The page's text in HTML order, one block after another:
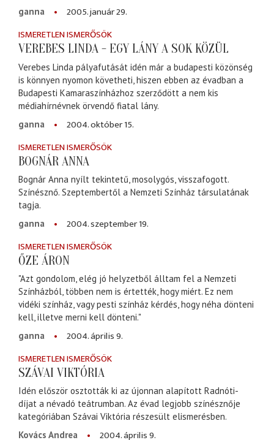
ganna
2005. január 29.
ISMERETLEN ISMERŐSÖK
VEREBES LINDA - EGY LÁNY A SOK KÖZÜL
Verebes Linda pályafutását idén már a budapesti közönség
is könnyen nyomon követheti, hiszen ebben az évadban a
Budapesti Kamaraszínházhoz szerződött a nem kis
médiahírnévnek örvendő fiatal lány.
ganna
2004. október 15.
ISMERETLEN ISMERŐSÖK
BOGNÁR ANNA
Bognár Anna nyílt tekintetű, mosolygós, visszafogott.
Színésznő. Szeptembertől a Nemzeti Színház társulatának
tagja.
ganna
2004. szeptember 19.
ISMERETLEN ISMERŐSÖK
ŐZE ÁRON
"Azt gondolom, elég jó helyzetből álltam fel a Nemzeti
Színházból, többen nem is értették, hogy miért. Ez nem
vidéki színház, vagy pesti színház kérdés, hogy néha dönteni
kell, illetve merni kell dönteni."
ganna
2004. április 9.
ISMERETLEN ISMERŐSÖK
SZÁVAI VIKTÓRIA
Idén először osztották ki az újonnan alapított Radnóti-
díjat a névadó teátrumban. Az évad legjobb színésznője
kategóriában Szávai Viktória részesült elismerésben.
Kovács Andrea
2004. április 9.